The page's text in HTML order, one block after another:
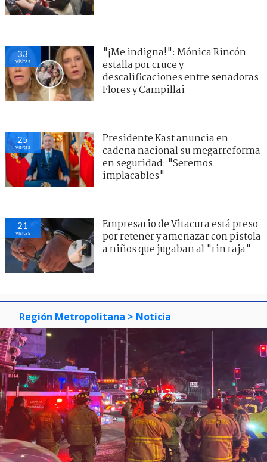
33
visitas
"¡Me indigna!": Mónica Rincón
estalla por cruce y
descalificaciones entre senadoras
Flores y Campillai
25
visitas
Presidente Kast anuncia en
cadena nacional su megarreforma
en seguridad: "Seremos
implacables"
21
visitas
Empresario de Vitacura está preso
por retener y amenazar con pistola
a niños que jugaban al "rin raja"
Región Metropolitana > Noticia